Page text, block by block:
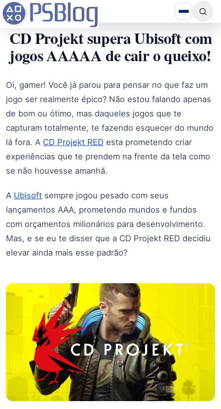
CD Projekt supera Ubisoft com
jogos AAAAA de cair o queixo!
Oi, gamer! Você já parou para pensar no que faz um
jogo ser realmente épico? Não estou falando apenas
de bom ou ótimo, mas daqueles jogos que te
capturam totalmente, te fazendo esquecer do mundo
lá fora. A CD Projekt RED esta prometendo criar
experiências que te prendem na frente da tela como
se não houvesse amanhã.
A Ubisoft sempre jogou pesado com seus
lançamentos AAA, prometendo mundos e fundos
com orçamentos milionários para desenvolvimento.
Mas, e se eu te disser que a CD Projekt RED decidiu
elevar ainda mais esse padrão?